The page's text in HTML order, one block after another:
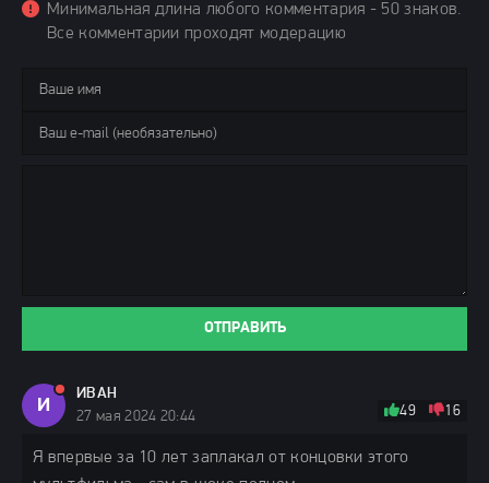
Минимальная длина любого комментария - 50 знаков.
Все комментарии проходят модерацию
ОТПРАВИТЬ
И
ИВАН
27 мая 2024 20:44
49 16
Я впервые за 10 лет заплакал от концовки этого